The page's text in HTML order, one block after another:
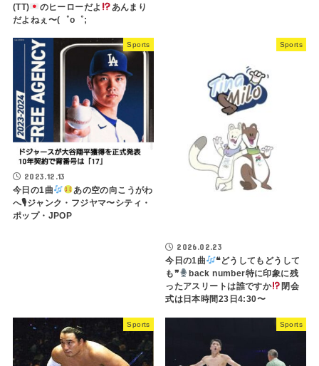
(TT)
のヒーローだよ
あんまり
だよねぇ〜(⁠゜⁠o⁠゜⁠;
Sports
2023.12.13
今日の1曲
あの空の向こうがわ
へ🎙ジャンク・フジヤマ〜シティ・
ポップ・JPOP
Sports
2026.02.23
今日の1曲
❝どうしてもどうして
も❞
back number特に印象に残
ったアスリートは誰ですか
閉会
式は日本時間23日4:30〜
Sports Sports